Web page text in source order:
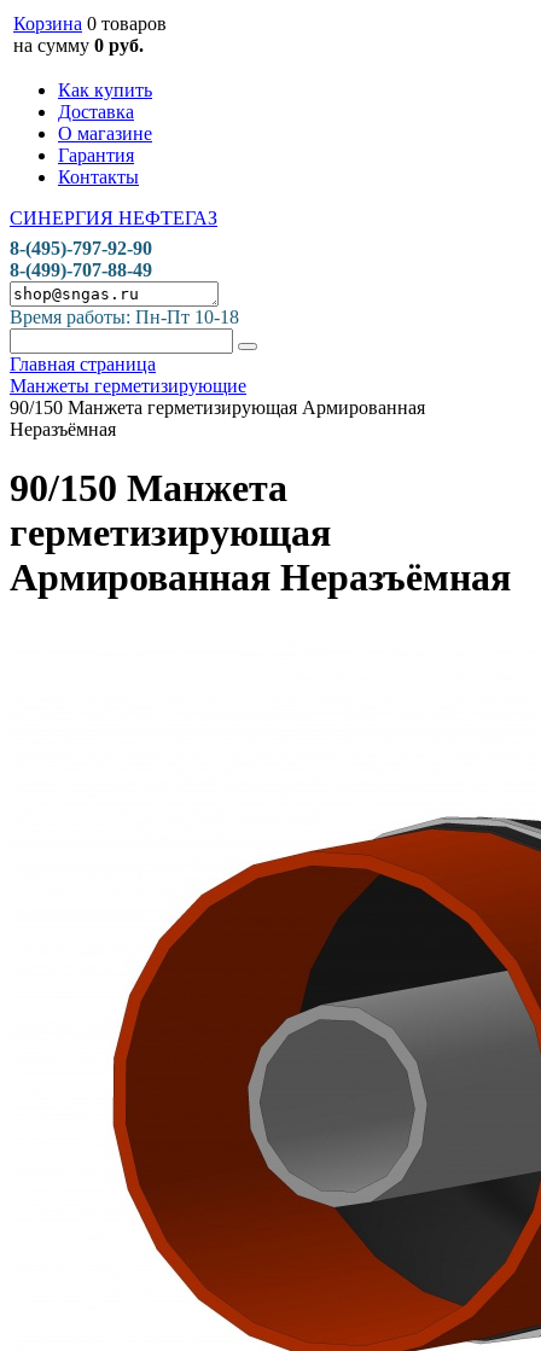
Корзина 0 товаров
на сумму 0 руб.
Как купить
Доставка
О магазине
Гарантия
Контакты
СИНЕРГИЯ НЕФТЕГАЗ
8-(495)-797-92-90
8-(499)-707-88-49
Время работы: Пн-Пт 10-18
Главная страница
Манжеты герметизирующие
90/150 Манжета герметизирующая Армированная
Неразъёмная
90/150 Манжета
герметизирующая
Армированная Неразъёмная